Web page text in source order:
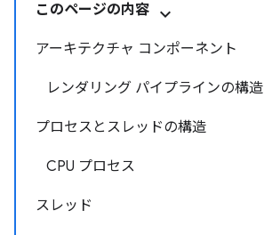
このページの内容
アーキテクチャ コンポーネント
レンダリング パイプラインの構造
プロセスとスレッドの構造
CPU プロセス
スレッド